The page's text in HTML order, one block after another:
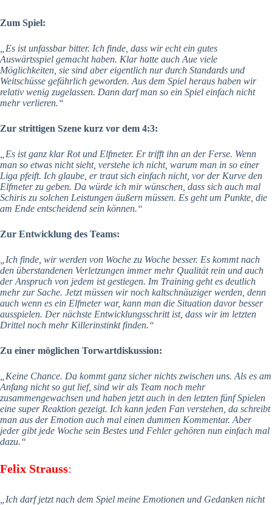
Zum Spiel:
„Es ist unfassbar bitter. Ich finde, dass wir echt ein gutes
Auswärtsspiel gemacht haben. Klar hatte auch Aue viele
Möglichkeiten, sie sind aber eigentlich nur durch Standards und
Weitschüsse gefährlich geworden. Aus dem Spiel heraus haben wir
relativ wenig zugelassen. Dann darf man so ein Spiel einfach nicht
mehr verlieren.“
Zur strittigen Szene kurz vor dem 4:3:
„Es ist ganz klar Rot und Elfmeter. Er trifft ihn an der Ferse. Wenn
man so etwas nicht sieht, verstehe ich nicht, warum man in so einer
Liga pfeift. Ich glaube, er traut sich einfach nicht, vor der Kurve den
Elfmeter zu geben. Da würde ich mir wünschen, dass sich auch mal
Schiris zu solchen Leistungen äußern müssen. Es geht um Punkte, die
am Ende entscheidend sein können.“
Zur Entwicklung des Teams:
„Ich finde, wir werden von Woche zu Woche besser. Es kommt nach
den überstandenen Verletzungen immer mehr Qualität rein und auch
der Anspruch von jedem ist gestiegen. Im Training geht es deutlich
mehr zur Sache. Jetzt müssen wir noch kaltschnäuziger werden, denn
auch wenn es ein Elfmeter war, kann man die Situation davor besser
ausspielen. Der nächste Entwicklungsschritt ist, dass wir im letzten
Drittel noch mehr Killerinstinkt finden.“
Zu einer möglichen Torwartdiskussion:
„Keine Chance. Da kommt ganz sicher nichts zwischen uns. Als es am
Anfang nicht so gut lief, sind wir als Team noch mehr
zusammengewachsen und haben jetzt auch in den letzten fünf Spielen
eine super Reaktion gezeigt. Ich kann jeden Fan verstehen, da schreibt
man aus der Emotion auch mal einen dummen Kommentar. Aber
jeder gibt jede Woche sein Bestes und Fehler gehören nun einfach mal
dazu.“
Felix Strauss:
„Ich darf jetzt nach dem Spiel meine Emotionen und Gedanken nicht